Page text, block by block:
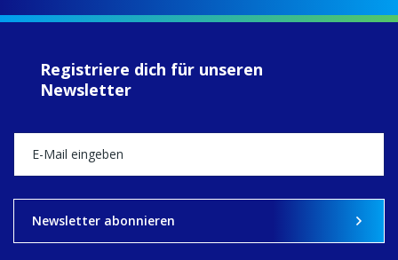
of retreats,
MaryAnne fcJ,
Director, takes
8 4
Registriere dich für unseren
Newsletter
Newsletter abonnieren